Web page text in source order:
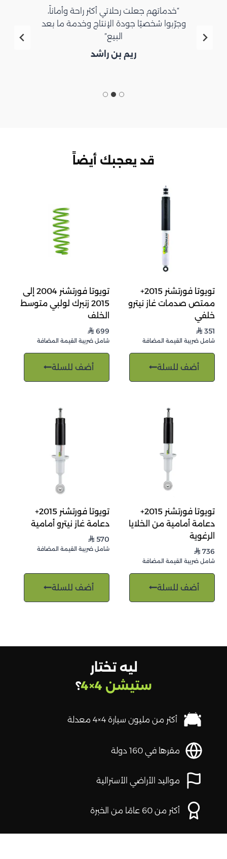
“خدماتهم جعلت رحلاتي أكثر راحة وأماناً،
وجرّبوا شخصيًا جودة الإنتاج وخدمة ما بعد
البيع”
ريم بن راشد
قد يعجبك أيضاً
تويوتا فورتشنر 2015+
ممتص صدمات غاز نيترو
خلفي
⃁351
شامل ضريبة القيمة المضافة
أضف للسلة
تويوتا فورتشنر 2004 إلى
2015 زنبرك لولبي متوسط
الخلف
⃁699
شامل ضريبة القيمة المضافة
أضف للسلة
تويوتا فورتشنر 2015+
دعامة أمامية من الخلايا
الرغوية
⃁736
شامل ضريبة القيمة المضافة
أضف للسلة
تويوتا فورتشنر 2015+
دعامة غاز نيترو أمامية
⃁570
شامل ضريبة القيمة المضافة
أضف للسلة
ليه تختار
ستيشن 4×4
؟
أكثر من مليون سيارة 4×4 معدلة
مقرها في 160 دولة
مواليد الأراضي الأسترالية
أكثر من 60 عامًا من الخبرة